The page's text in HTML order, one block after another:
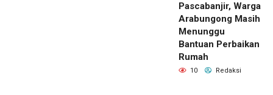
Pascabanjir, Warga
Arabungong Masih
Menunggu
Bantuan Perbaikan
Rumah
10 Redaksi